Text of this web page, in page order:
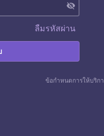
visibility_off
ลืมรหัสผ่าน
ข้อกำหนดการให้บริก